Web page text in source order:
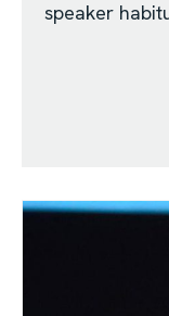
speaker